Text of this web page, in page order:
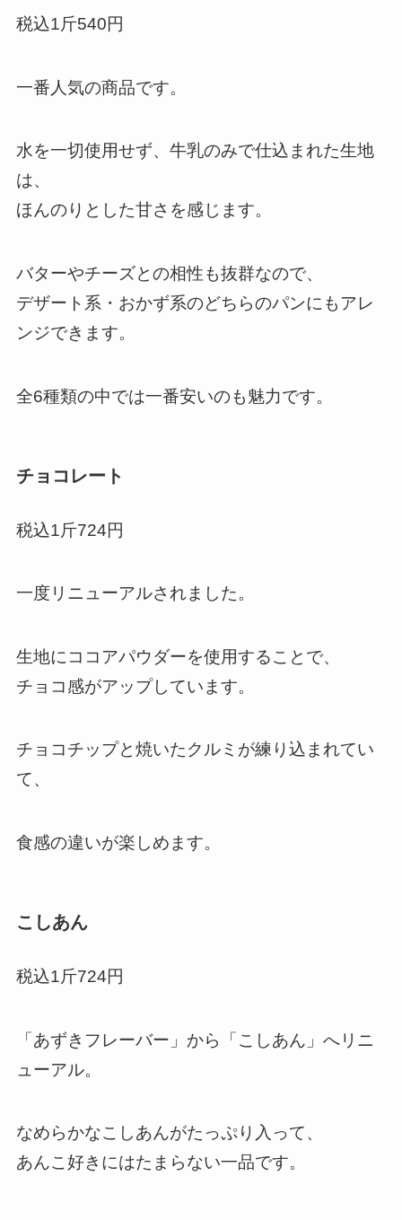
税込1斤540円
一番人気の商品です。
水を一切使用せず、牛乳のみで仕込まれた生地
は、
ほんのりとした甘さを感じます。
バターやチーズとの相性も抜群なので、
デザート系・おかず系のどちらのパンにもアレ
ンジできます。
全6種類の中では一番安いのも魅力です。
チョコレート
税込1斤724円
一度リニューアルされました。
生地にココアパウダーを使用することで、
チョコ感がアップしています。
チョコチップと焼いたクルミが練り込まれてい
て、
食感の違いが楽しめます。
こしあん
税込1斤724円
「あずきフレーバー」から「こしあん」へリニ
ューアル。
なめらかなこしあんがたっぷり入って、
あんこ好きにはたまらない一品です。